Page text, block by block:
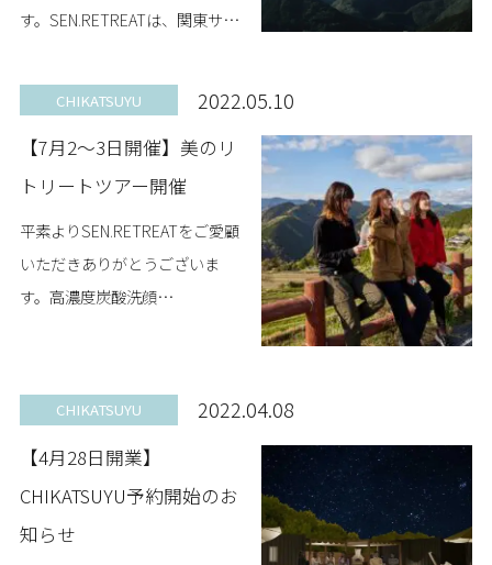
す。SEN.RETREATは、関東サッ
クラブ「南葛SC」（東京都葛飾
区）の能登正人選手と佐々木竜
太選...
CHIKATSUYU 2022.05.10
【7月2～3日開催】美のリ
トリートツアー開催
平素よりSEN.RETREATをご愛顧
いただきありがとうございま
す。高濃度炭酸洗顔
トツアー」を7月2日(土)~3日
(日)、開催しま...
CHIKATSUYU 2022.04.08
【4月28日開業】
CHIKATSUYU予約開始のお
知らせ